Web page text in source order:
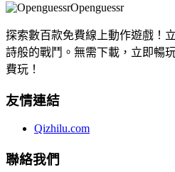
Openguessr
探索數百款免費線上動作遊戲！
詩般的戰鬥。無需下載，立即暢
費玩！
友情連結
Qizhilu.com
聯絡我們